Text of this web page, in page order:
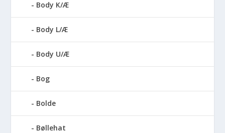
Body K/Æ
Body L/Æ
Body U/Æ
Bog
Bolde
Bøllehat